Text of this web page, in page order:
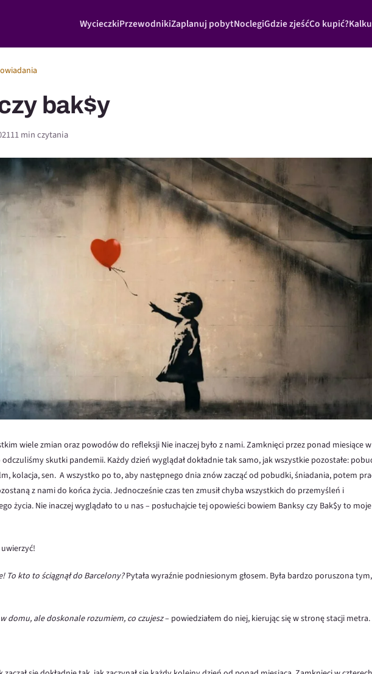
WycieczkiPrzewodnikiZaplanuj pobytNoclegiGdzie zjeśćCo kupić?
bak$y
11 min czytania
wiele zmian oraz powodów do refleksji Nie inaczej było z nami. Zamknięci przez ponad miesiące w
skutki pandemii. Każdy dzień wyglądał dokładnie tak samo, jak wszystkie pozostałe:
kolacja, sen. A wszystko po to, aby następnego dnia znów zacząć od pobudki, śniadania, potem
z nami do końca życia. Jednocześnie czas ten zmusił chyba wszystkich do przemyśleń i
życia. Nie inaczej wyglądało to u nas – posłuchajcie tej opowieści bowiem Banksy czy Bak$y to moje
To kto to ściągnął do Barcelony?Pytała wyraźnie podniesionym głosem. Była bardzo poruszona
domu, ale doskonale rozumiem, co czujesz– powiedziałem do niej, kierując się w stronę stacji metra.